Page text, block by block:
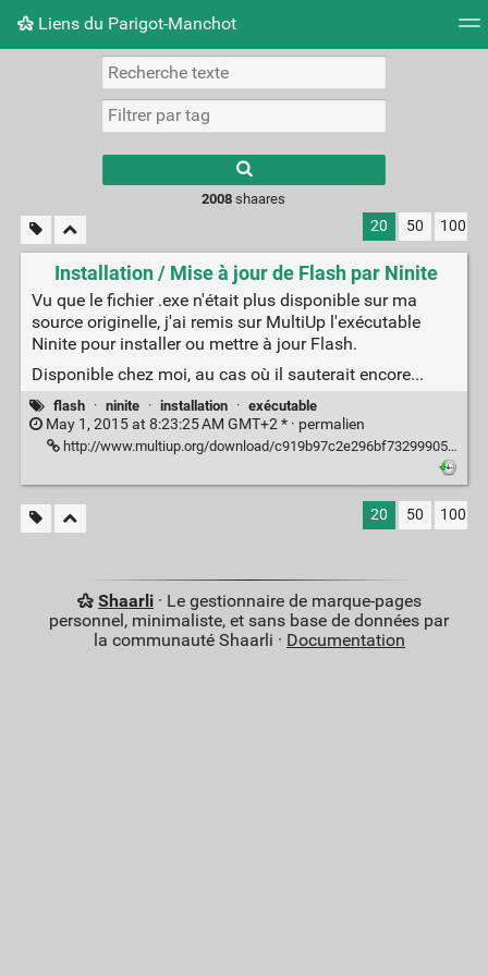
Liens du Parigot-Manchot
Nuage de tags Mur d'images
2008 shaares
20 50 100
Installation / Mise à jour de Flash par Ninite
Vu que le fichier .exe n'était plus disponible sur ma
source originelle, j'ai remis sur MultiUp l'exécutable
Ninite pour installer ou mettre à jour Flash.
Disponible chez moi, au cas où il sauterait encore...
flash · ninite · installation · exécutable
May 1, 2015 at 8:23:25 AM GMT+2 * · permalien
http://www.multiup.org/download/c919b97c2e296bf7329990556f5ef806/ninite-flash.exe
20 50 100
Shaarli· Le gestionnaire de marque-pages
personnel, minimaliste, et sans base de données par
la communauté Shaarli · Documentation